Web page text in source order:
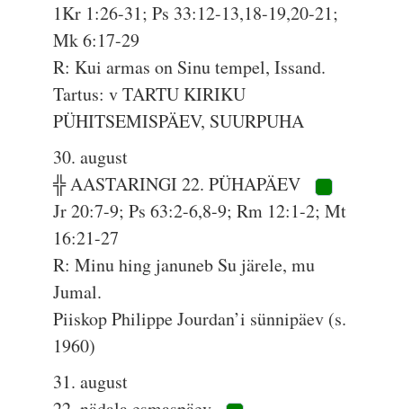
1Kr 1:26-31; Ps 33:12-13,18-19,20-21;
Mk 6:17-29
R: Kui armas on Sinu tempel, Issand.
Tartus: v TARTU KIRIKU
PÜHITSEMISPÄEV, SUURPUHA
30. august
╬ AASTARINGI 22. PÜHAPÄEV
Jr 20:7-9; Ps 63:2-6,8-9; Rm 12:1-2; Mt
16:21-27
R: Minu hing januneb Su järele, mu
Jumal.
Piiskop Philippe Jourdan’i sünnipäev (s.
1960)
31. august